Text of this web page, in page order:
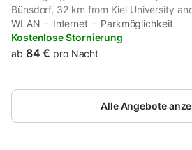
Bünsdorf, 32 km from Kiel University
Kiel. This property offers access to a
parking and free WiFi. Guests can enjoy
WLAN Internet
Parkmöglichkeit
Kostenlose Stornierung
ab 84 € pro Nacht
Alle Angebote